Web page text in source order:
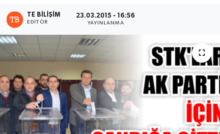
TE BILIŞIM
EDITÖR
23.03.2015 - 16:56
YAYINLANMA